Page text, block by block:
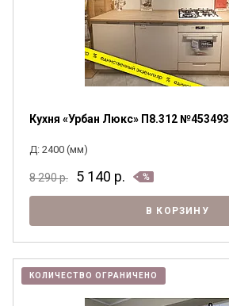
Кухня «Урбан Люкс» П8.312 №453493
Д: 2400 (мм)
8 290р. 5 140 р.
В КОРЗИНУ
КОЛИЧЕСТВО ОГРАНИЧЕНО